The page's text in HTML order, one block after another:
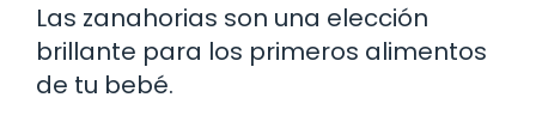
Las zanahorias son una elección
brillante para los primeros alimentos
de tu bebé.